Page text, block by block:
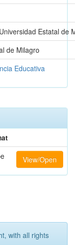
Estatal de
de Milagro
Educativa
View/Open
with all rights